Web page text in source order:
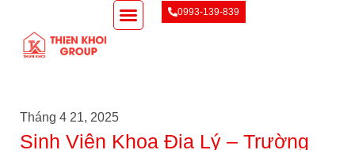
0993-139-839
Tháng 4 21, 2025
Sinh Viên Khoa Địa Lý – Trường